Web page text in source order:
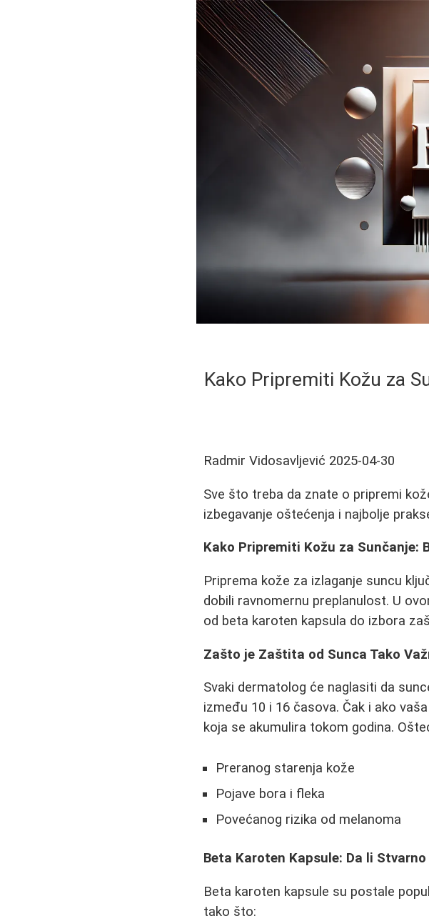
Kako Pripremiti Kožu za
Radmir Vidosavljević 2025-04-30
Sve što treba da znate o pripremi
izbegavanje oštećenja i najbolje
Kako Pripremiti Kožu za
Priprema kože za izlaganje suncu
dobili ravnomernu preplanulost. U
od beta karoten kapsula do izbora
Zašto je Zaštita od Sunca Tako
Svaki dermatolog će naglasiti da
između 10 i 16 časova. Čak i ako
koja se akumulira tokom godina.
Preranog starenja kože
Pojave bora i fleka
Povećanog rizika od melanoma
Beta Karoten Kapsule: Da li
Beta karoten kapsule su postale
tako što: